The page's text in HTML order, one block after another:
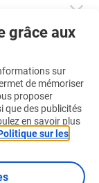
grâce aux
sur
de mémoriser
proposer
que des publicités
en savoir plus
sur les